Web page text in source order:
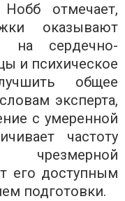
отмечает,
оказывают
на сердечно-
и психическое
общее
эксперта,
с умеренной
частоту
его доступным
подготовки.